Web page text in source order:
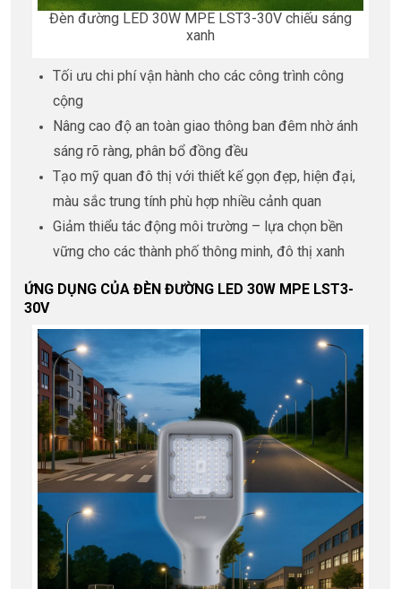
Đèn đường LED 30W MPE LST3-30V chiếu sáng
xanh
Tối ưu chi phí vận hành cho các công trình công
cộng
Nâng cao độ an toàn giao thông ban đêm nhờ ánh
sáng rõ ràng, phân bổ đồng đều
Tạo mỹ quan đô thị với thiết kế gọn đẹp, hiện đại,
màu sắc trung tính phù hợp nhiều cảnh quan
Giảm thiểu tác động môi trường – lựa chọn bền
vững cho các thành phố thông minh, đô thị xanh
ỨNG DỤNG CỦA ĐÈN ĐƯỜNG LED 30W MPE LST3-
30V